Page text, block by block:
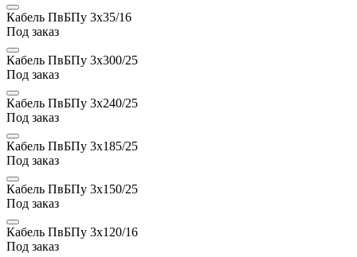
Кабель ПвБПу 3х35/16
Под заказ
Кабель ПвБПу 3х300/25
Под заказ
Кабель ПвБПу 3х240/25
Под заказ
Кабель ПвБПу 3х185/25
Под заказ
Кабель ПвБПу 3х150/25
Под заказ
Кабель ПвБПу 3х120/16
Под заказ